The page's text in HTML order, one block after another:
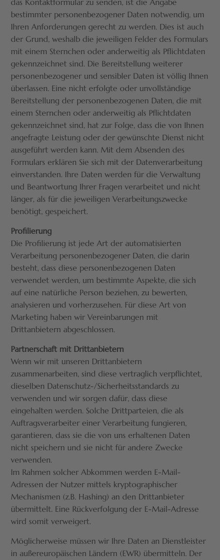
das Kontaktformular zu senden, ist die Angabe
bestimmter personenbezogener Daten notwendig, um
Ihren Anforderungen gerecht zu werden. Dies ist auch
der Grund, weshalb die jeweiligen Felder des Formulars
mit einem Sternchen oder anderweitig als Pflichtdaten
gekennzeichnet sind. Die Bereitstellung weiterer
personenbezogener und sensibler Daten ist völlig Ihnen
überlassen. Eine nicht erfolgte oder unvollständige
Bereitstellung der personenbezogenen Daten, die mit
einem Sternchen oder anderweitig als Pflichtdaten
gekennzeichnet sind, hat zur Folge, dass die von Ihnen
angefragte Leistung oder der gewünschte Dienst nicht
ausgeführt werden kann. Mit dem Absenden des
Formulars erklären Sie sich mit der Datenverarbeitung
einverstanden. Ihre Daten werden für die Verwaltung
und Beantwortung Ihrer Fragen verarbeitet und nicht
länger, als für die jeweiligen Verarbeitungszwecke
benötigt, gespeichert.
Profilierung
Die Profilierung ist jede Art der automatisierten
Verarbeitung personenbezogener Daten, die darin
besteht, dass diese personenbezogenen Daten
verwendet werden, um bestimmte Aspekte, die sich
auf eine natürliche Person beziehen, zu bewerten,
analysieren und vorherzusehen. Für diese Art von
Marketing haben wir Vereinbarungen mit
Drittanbietern abgeschlossen.
Partnerschaft mit Drittanbietern
Wenn wir mit unseren Drittanbietern
zusammenarbeiten, sind diese vertraglich verpflichtet,
dieselben Datenschutz-/Sicherheitsstandards zu
verwenden und wir sorgen dafür, dass diese
eingehalten werden. Solche Drittparteien, die als
Auftragsverarbeiter einer Verarbeitung fungieren,
garantieren, dass sie die von uns erhaltenen Daten
nicht speichern und sie nicht für andere Zwecke
verwenden.
Im Rahmen solcher Abkommen werden E-Mail-
Adressen der Nutzer mittels kryptographischer
Mechanismen (z.B. Hashing) an den Drittanbieter
übermittelt. Eine Rückverfolgung der E-Mail-Adresse
wird somit verweigert.
Möglicherweise müssen wir Ihre Daten an Dienstleister
in außereuropäischen Ländern (EWR) übermitteln. Der